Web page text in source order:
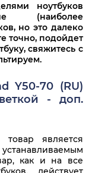
ноутбуков
(наиболее
но это далеко
точно, подойдет
свяжитесь с
Y50-70 (RU)
- доп.
является
устанавливаемым
как и на все